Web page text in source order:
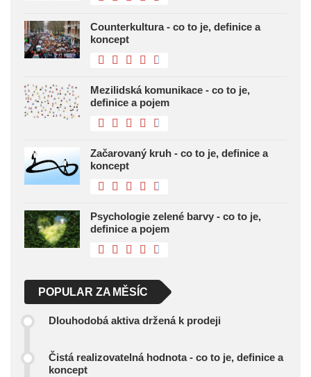
Counterkultura - co to je, definice a
koncept
Mezilidská komunikace - co to je,
definice a pojem
Začarovaný kruh - co to je, definice a
koncept
Psychologie zelené barvy - co to je,
definice a pojem
POPULAR ZA MĚSÍC
Dlouhodobá aktiva držená k prodeji
Čistá realizovatelná hodnota - co to je, definice a
koncept